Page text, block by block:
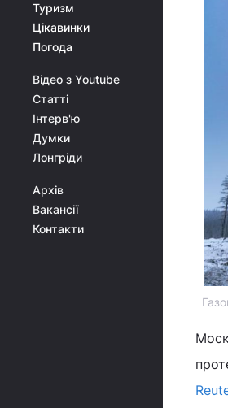
Туризм
Цікавинки
Погода
Відео з Youtube
Статті
Інтерв'ю
Думки
Лонгріди
Архів
Вакансії
Контакти